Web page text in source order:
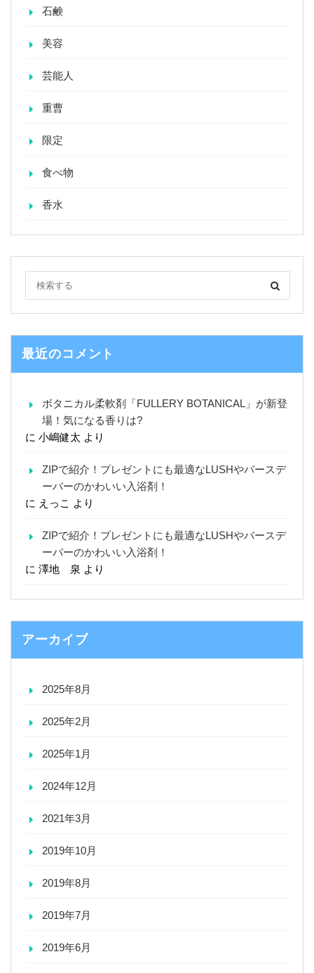
石鹸
美容
芸能人
重曹
限定
食べ物
香水
最近のコメント
ボタニカル柔軟剤「FULLERY BOTANICAL」が新登
場！気になる香りは?
に 小嶋健太 より
ZIPで紹介！プレゼントにも最適なLUSHやバースデ
ーバーのかわいい入浴剤！
に えっこ より
ZIPで紹介！プレゼントにも最適なLUSHやバースデ
ーバーのかわいい入浴剤！
に 澤地 泉 より
アーカイブ
2025年8月
2025年2月
2025年1月
2024年12月
2021年3月
2019年10月
2019年8月
2019年7月
2019年6月